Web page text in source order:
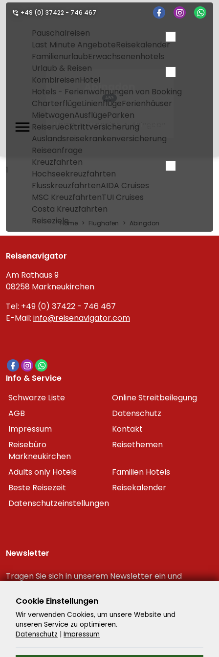
+49 (0) 37422 - 746 467
Pauschalreisen
Last Minute AngeboteReisekalender
FamilienurlaubErwachsenenhotels
Urlaub & Reisen
KombireisenHotel
Hotels - Ferienwohnungen von Booking
CharterflügeLinienflügeFerienhäuser
MietwagenAusflügeParken
Reiseruecktrittversicherung
Auslandsreisekrankenversicherung
Reiseanfrage
Kreuzfahrten
Hochseekreuzfahrten
FlusskreuzfahrtenAIDA Cruises
MSC KreuzfahrtenTUI Cruises
Costa Kreuzfahrten
Reiseziele
Abingdon
ABG
Home Flughafen Abingdon
1
Home Flughafen Abingdon
Reisenavigator
Am Rathaus 9
08258 Markneukirchen
Tel: +49 (0) 37422 - 746 467
E-Mail: info@reisenavigator.com
Info & Service
Schwarze Liste
Online Streitbeilegung
AGB
Datenschutz
Impressum
Kontakt
Reisebüro
Markneukirchen
Reisethemen
Adults only Hotels
Familien Hotels
Beste Reisezeit
Reisekalender
Datenschutzeinstellungen
Newsletter
Tragen Sie sich in unserem Newsletter ein und
Reiseschnäppchen!
Cookie Einstellungen
Wir verwenden Cookies, um unsere Website und
unseren Service zu optimieren.
Datenschutz | Impressum